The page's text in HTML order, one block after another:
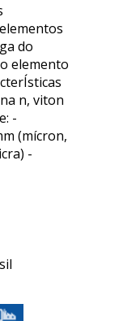
do
elemento
n, viton
-
(mícron,
-